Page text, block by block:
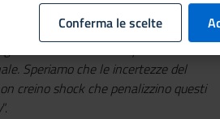
sono certamente un problema per
che peraltro confermano anche
altamente competitivo del
Speriamo che le incertezze del
creino shock che penalizzino questi
”.
Conferma le scelte